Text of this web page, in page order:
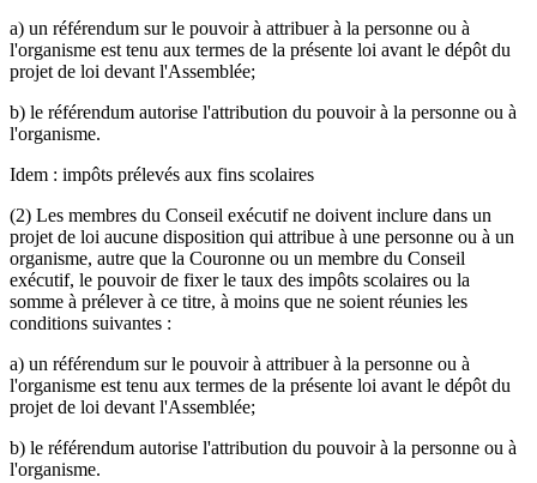
a) un référendum sur le pouvoir à attribuer à la personne ou à
l'organisme est tenu aux termes de la présente loi avant le dépôt du
projet de loi devant l'Assemblée;
b) le référendum autorise l'attribution du pouvoir à la personne ou à
l'organisme.
Idem : impôts prélevés aux fins scolaires
(2) Les membres du Conseil exécutif ne doivent inclure dans un
projet de loi aucune disposition qui attribue à une personne ou à un
organisme, autre que la Couronne ou un membre du Conseil
exécutif, le pouvoir de fixer le taux des impôts scolaires ou la
somme à prélever à ce titre, à moins que ne soient réunies les
conditions suivantes :
a) un référendum sur le pouvoir à attribuer à la personne ou à
l'organisme est tenu aux termes de la présente loi avant le dépôt du
projet de loi devant l'Assemblée;
b) le référendum autorise l'attribution du pouvoir à la personne ou à
l'organisme.